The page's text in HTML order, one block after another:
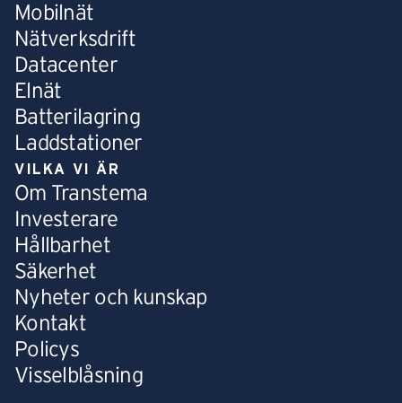
Mobilnät
Nätverksdrift
Datacenter
Elnät
Batterilagring
Laddstationer
VILKA VI ÄR
Om Transtema
Investerare
Hållbarhet
Säkerhet
Nyheter och kunskap
Kontakt
Policys
Visselblåsning